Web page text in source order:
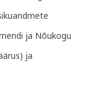
ja Nõukogu
ja